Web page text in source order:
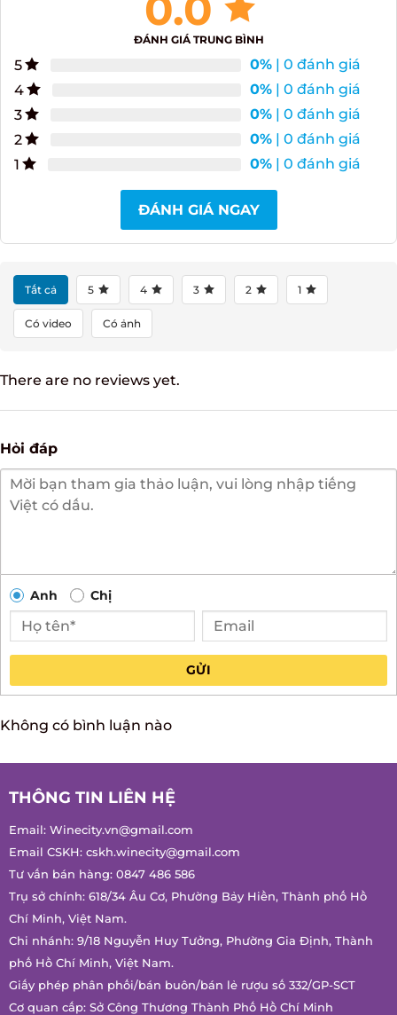
ĐÁNH GIÁ TRUNG BÌNH
5 0% | 0 đánh giá
4
0% | 0 đánh giá
3
0% | 0 đánh giá
2
0% | 0 đánh giá
1
0% | 0 đánh giá
ĐÁNH GIÁ NGAY
Tất cả 5 4 3 2 1
Có video Có ảnh
There are no reviews yet.
Hỏi đáp
Anh Chị
GỬI
Không có bình luận nào
THÔNG TIN LIÊN HỆ
Email: Winecity.vn@gmail.com
Email CSKH: cskh.winecity@gmail.com
Tư vấn bán hàng: 0847 486 586
Trụ sở chính: 618/34 Âu Cơ, Phường Bảy Hiền, Thành phố Hồ
Chí Minh, Việt Nam.
Chi nhánh: 9/18 Nguyễn Huy Tưởng, Phường Gia Định, Thành
phố Hồ Chí Minh, Việt Nam.
Giấy phép phân phối/bán buôn/bán lẻ rượu số 332/GP-SCT
Cơ quan cấp: Sở Công Thương Thành Phố Hồ Chí Minh